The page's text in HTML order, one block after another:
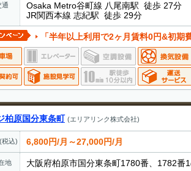
通
Osaka Metro谷町線 八尾南駅 徒歩 27分
JR関西本線 志紀駅 徒歩 29分
「半年以上利用で2ヶ月賃料0円&初期
柏原国分東条町 (エリアリンク株式会社)
税込) 6,800円/月～27,000円/月
地 大阪府柏原市国分東条町1780番、1782番